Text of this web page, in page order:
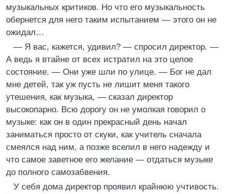
музыкальных критиков. Но что его музыкальность
обернется для него таким испытанием — этого он не
ожидал…
— Я вас, кажется, удивил? — спросил директор. —
А ведь я втайне от всех истратил на это целое
состояние. — Они уже шли по улице. — Бог не дал
мне детей, так уж пусть не лишит меня такого
утешения, как музыка, — сказал директор
высокопарно. Всю дорогу он не умолкая говорил о
музыке: как он в один прекрасный день начал
заниматься просто от скуки, как учитель сначала
смеялся над ним, а позже вселил в него надежду и
что самое заветное его желание — отдаться музыке
до полного самозабвения.
У себя дома директор проявил крайнюю учтивость.